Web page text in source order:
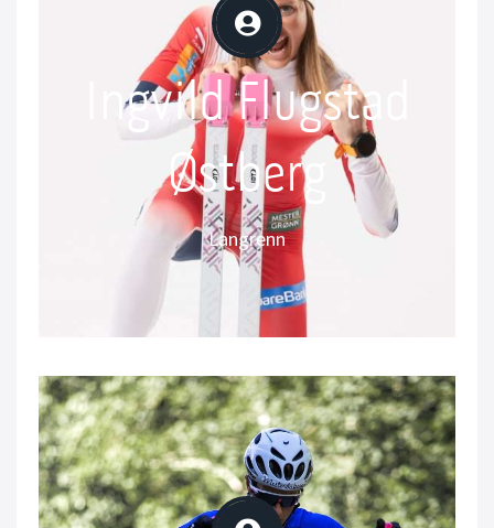
Ingvild Flugstad
Østberg
Langrenn
Ingvild Flugstad
Østberg